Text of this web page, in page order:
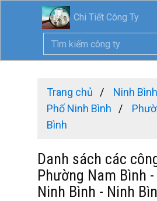
Chi Tiết Công Ty
Trang chủ Ninh Bình
Phố Ninh Bình
Bình
Danh sách các
Phường Nam Bình
Ninh Bình - Ninh